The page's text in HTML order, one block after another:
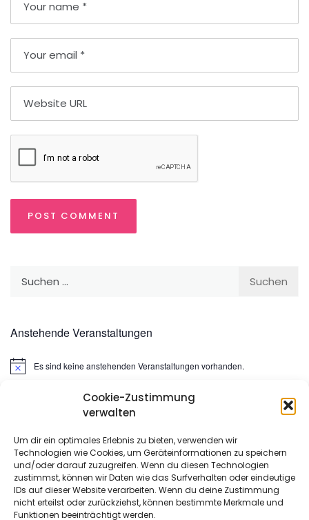
Cookie-Zustimmung
verwalten
Um dir ein optimales Erlebnis zu bieten, verwenden wir
Technologien wie Cookies, um Geräteinformationen zu speichern
und/oder darauf zuzugreifen. Wenn du diesen Technologien
zustimmst, können wir Daten wie das Surfverhalten oder eindeutige
IDs auf dieser Website verarbeiten. Wenn du deine Zustimmung
nicht erteilst oder zurückziehst, können bestimmte Merkmale und
Funktionen beeinträchtigt werden.
Anstehende Veranstaltungen
HinweisEs sind keine anstehenden Veranstaltungen vorhanden.
META
Anmelden